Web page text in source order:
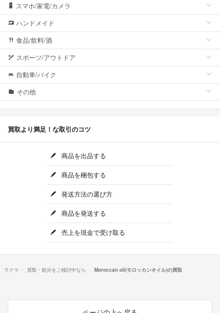
スマホ/家電/カメラ
ハンドメイド
食品/飲料/酒
スポーツ/アウトドア
自動車/バイク
その他
買取より満足！な取引のコツ
商品を出品する
商品を梱包する
発送方法の選び方
商品を発送する
売上を現金で受け取る
ラクマ 買取・処分をご検討中なら Moroccan oil(モロッカンオイル)の買取